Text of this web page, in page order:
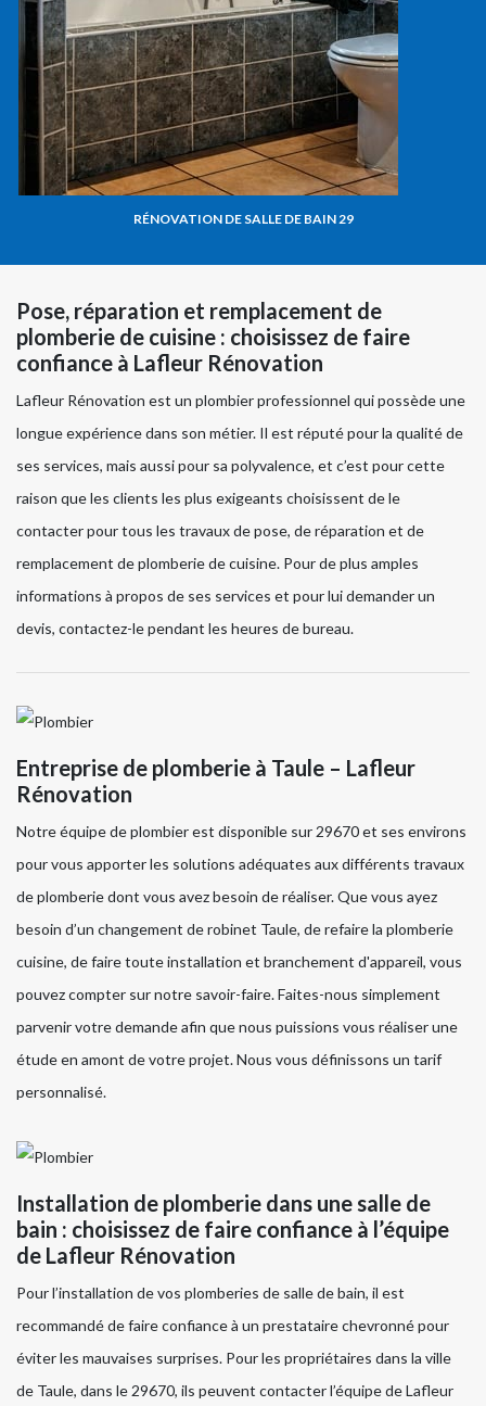
RÉNOVATION DE SALLE DE BAIN 29
Pose, réparation et remplacement de
plomberie de cuisine : choisissez de faire
confiance à Lafleur Rénovation
Lafleur Rénovation est un plombier professionnel qui possède une
longue expérience dans son métier. Il est réputé pour la qualité de
ses services, mais aussi pour sa polyvalence, et c’est pour cette
raison que les clients les plus exigeants choisissent de le
contacter pour tous les travaux de pose, de réparation et de
remplacement de plomberie de cuisine. Pour de plus amples
informations à propos de ses services et pour lui demander un
devis, contactez-le pendant les heures de bureau.
Entreprise de plomberie à Taule – Lafleur
Rénovation
Notre équipe de plombier est disponible sur 29670 et ses environs
pour vous apporter les solutions adéquates aux différents travaux
de plomberie dont vous avez besoin de réaliser. Que vous ayez
besoin d’un changement de robinet Taule, de refaire la plomberie
cuisine, de faire toute installation et branchement d'appareil, vous
pouvez compter sur notre savoir-faire. Faites-nous simplement
parvenir votre demande afin que nous puissions vous réaliser une
étude en amont de votre projet. Nous vous définissons un tarif
personnalisé.
Installation de plomberie dans une salle de
bain : choisissez de faire confiance à l’équipe
de Lafleur Rénovation
Pour l’installation de vos plomberies de salle de bain, il est
recommandé de faire confiance à un prestataire chevronné pour
éviter les mauvaises surprises. Pour les propriétaires dans la ville
de Taule, dans le 29670, ils peuvent contacter l’équipe de Lafleur